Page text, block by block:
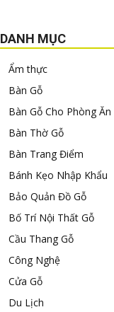
DANH MỤC
Ẩm thực
Bàn Gỗ
Bàn Gỗ Cho Phòng Ăn
Bàn Thờ Gỗ
Bàn Trang Điểm
Bánh Kẹo Nhập Khẩu
Bảo Quản Đồ Gỗ
Bố Trí Nội Thất Gỗ
Cầu Thang Gỗ
Công Nghệ
Cửa Gỗ
Du Lịch